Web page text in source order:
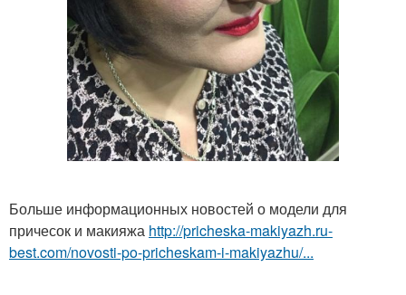
Больше информационных новостей о модели для
причесок и макияжа http://pricheska-makiyazh.ru-
best.com/novosti-po-pricheskam-i-makiyazhu/...